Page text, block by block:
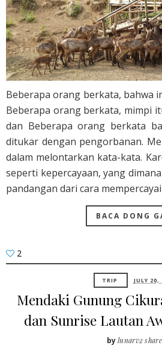
Beberapa orang berkata, bahwa
Beberapa orang berkata, mimpi
dan Beberapa orang berkata
ditukar dengan pengorbanan.
dalam melontarkan kata-kata.
seperti kepercayaan, yang
pandangan dari cara
BACA DONG
2
TRIP JULY 20,
Mendaki Gunung
dan Sunrise Lautan
bylunarv2 share